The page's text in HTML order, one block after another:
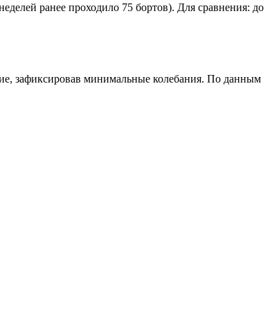
ранее проходило 75 бортов). Для сравнения: до
зафиксировав минимальные колебания. По данным